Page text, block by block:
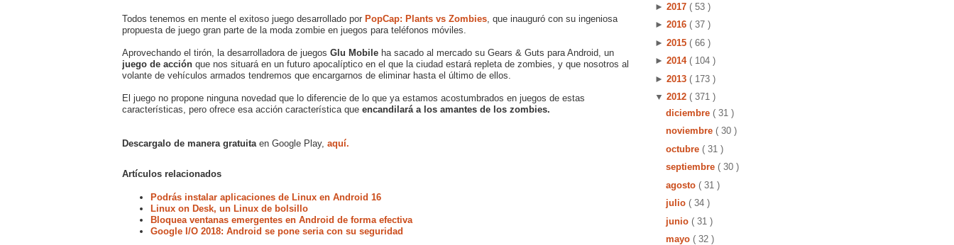
Todos tenemos en mente el exitoso juego desarrollado por PopCap: Plants vs Zombies , que inauguró con su ingeniosa
propuesta de juego gran parte de la moda zombie en juegos para teléfonos móviles.
Aprovechando el tirón, la desarrolladora de juegos Glu Mobile ha sacado al mercado su Gears & Guts para Android, un
juego de acción que nos situará en un futuro apocalíptico en el que la ciudad estará repleta de zombies, y que nosotros al
volante de vehículos armados tendremos que encargarnos de eliminar hasta el último de ellos.
El juego no propone ninguna novedad que lo diferencie de lo que ya estamos acostumbrados en juegos de estas
características, pero ofrece esa acción característica que encandilará a los amantes de los zombies.
Descargalo de manera gratuita en Google Play, aquí.
Artículos relacionados
Podrás instalar aplicaciones de Linux en Android 16
Linux on Desk, un Linux de bolsillo
Bloquea ventanas emergentes en Android de forma efectiva
Google I/O 2018: Android se pone seria con su seguridad
► 2017 ( 53 )
► 2016 ( 37 )
► 2015 ( 66 )
► 2014 ( 104 )
► 2013 ( 173 )
▼ 2012 ( 371 )
diciembre ( 31 )
noviembre ( 30 )
octubre ( 31 )
septiembre ( 30 )
agosto ( 31 )
julio ( 34 )
junio ( 31 )
mayo ( 32 )